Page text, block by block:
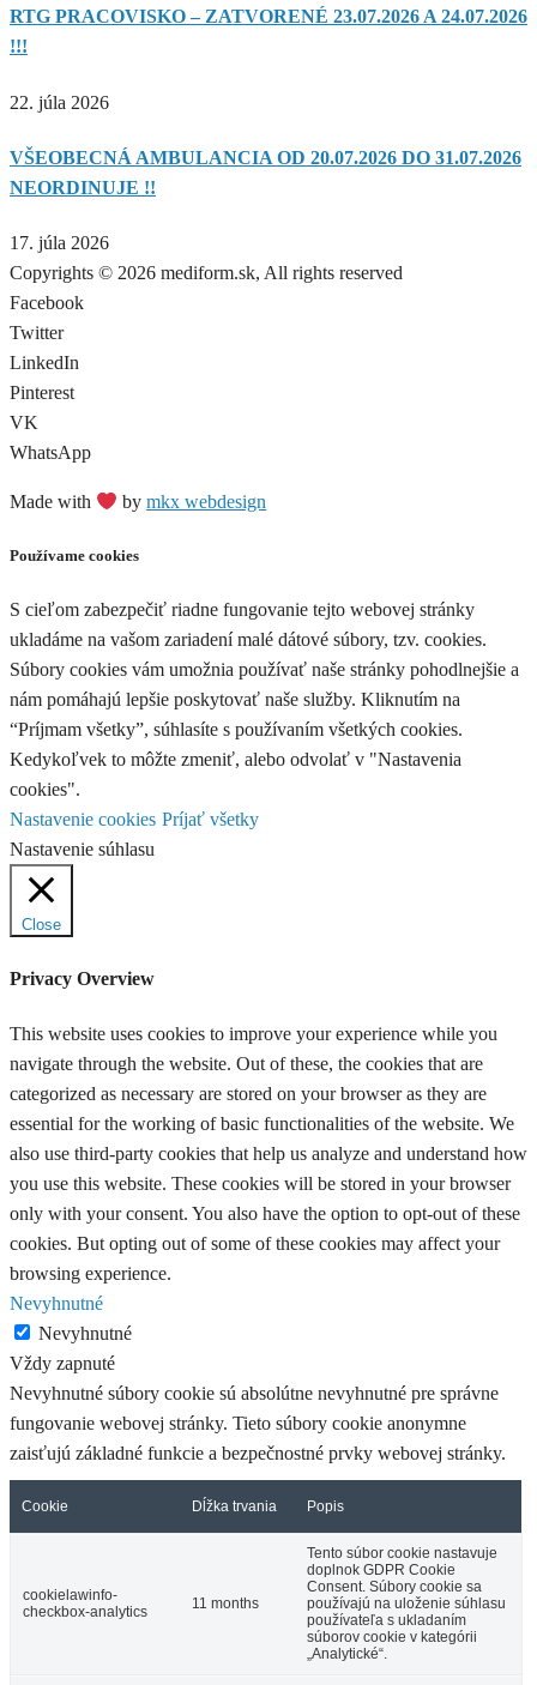
RTG PRACOVISKO – ZATVORENÉ 23.07.2026 A 24.07.2026
!!!
22. júla 2026
VŠEOBECNÁ AMBULANCIA OD 20.07.2026 DO 31.07.2026
NEORDINUJE !!
17. júla 2026
Copyrights © 2026 mediform.sk, All rights reserved​
Facebook
Twitter
LinkedIn
Pinterest
VK
WhatsApp
Made with bymkx webdesign
Používame cookies
S cieľom zabezpečiť riadne fungovanie tejto webovej stránky
ukladáme na vašom zariadení malé dátové súbory, tzv. cookies.
Súbory cookies vám umožnia používať naše stránky pohodlnejšie a
nám pomáhajú lepšie poskytovať naše služby. Kliknutím na
“Príjmam všetky”, súhlasíte s používaním všetkých cookies.
Kedykoľvek to môžte zmeniť, alebo odvolať v "Nastavenia
cookies".
Nastavenie cookies Príjať všetky
Nastavenie súhlasu
Close
Privacy Overview
This website uses cookies to improve your experience while you
navigate through the website. Out of these, the cookies that are
categorized as necessary are stored on your browser as they are
essential for the working of basic functionalities of the website. We
also use third-party cookies that help us analyze and understand how
you use this website. These cookies will be stored in your browser
only with your consent. You also have the option to opt-out of these
cookies. But opting out of some of these cookies may affect your
browsing experience.
Nevyhnutné
Nevyhnutné
Vždy zapnuté
Nevyhnutné súbory cookie sú absolútne nevyhnutné pre správne
fungovanie webovej stránky. Tieto súbory cookie anonymne
zaisťujú základné funkcie a bezpečnostné prvky webovej stránky.
Cookie Dĺžka trvania Popis
cookielawinfo-
checkbox-analytics
11 months
Tento súbor cookie nastavuje
doplnok GDPR Cookie
Consent. Súbory cookie sa
používajú na uloženie súhlasu
používateľa s ukladaním
súborov cookie v kategórii
„Analytické“.